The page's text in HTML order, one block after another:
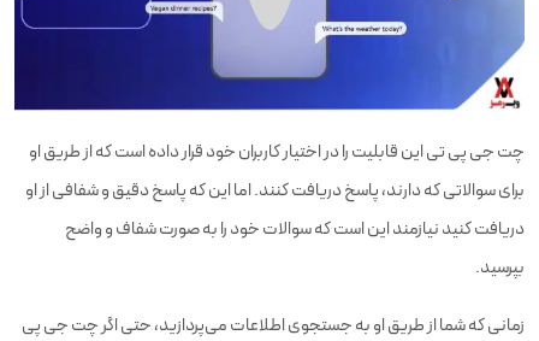
چت جی پی تی این قابلیت را در اختیار کاربران خود قرار داده است که از طریق او
برای سوالاتی که دارند، پاسخ دریافت کنند. اما این که پاسخ دقیق و شفافی از او
دریافت کنید نیازمند این است که سوالات خود را به صورت شفاف و واضح
بپرسید.
زمانی که شما از طریق او به جستجوی اطلاعات می‌پردازید، حتی اگر چت جی پی